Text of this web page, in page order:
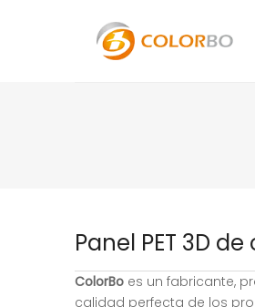
Panel PET 3D
ColorBo es un fabricante,
calidad perfecta de los